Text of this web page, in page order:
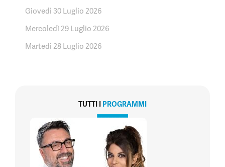
Giovedì 30 Luglio 2026
Mercoledì 29 Luglio 2026
Martedì 28 Luglio 2026
TUTTI I PROGRAMMI